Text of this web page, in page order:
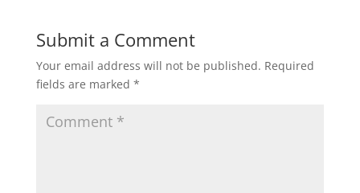
Submit a Comment
Your email address will not be published. Required
fields are marked *